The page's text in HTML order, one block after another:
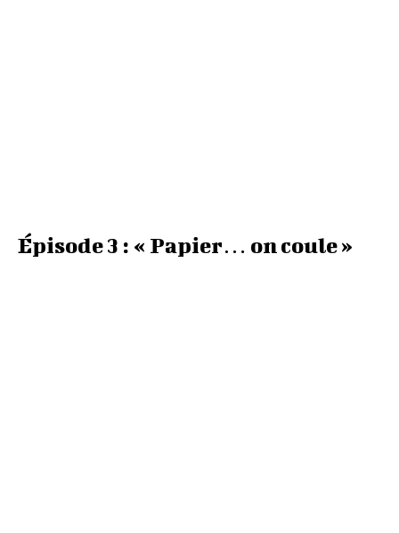
Épisode 3 : « Papier… on coule »